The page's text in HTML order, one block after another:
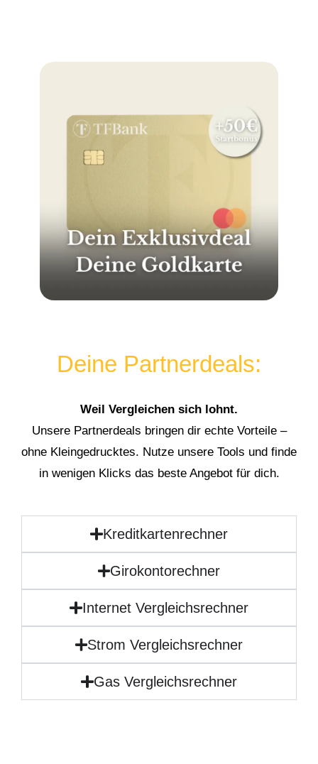
Deine Partnerdeals:
Weil Vergleichen sich lohnt.
Unsere Partnerdeals bringen dir echte Vorteile –
ohne Kleingedrucktes. Nutze unsere Tools und finde
in wenigen Klicks das beste Angebot für dich.
Kreditkartenrechner
Girokontorechner
Internet Vergleichsrechner
Strom Vergleichsrechner
Gas Vergleichsrechner